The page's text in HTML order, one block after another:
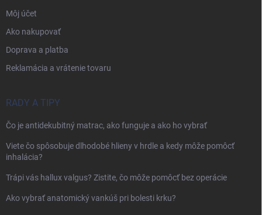
Môj účet
Ako nakupovať
Doprava a platba
Reklamácia a vrátenie tovaru
RADY A TIPY
Čo je antidekubitný matrac, ako funguje a ako ho vybrať
Viete čo spôsobuje dlhodobé hlieny v hrdle a kedy môže pomôcť
inhalácia?
Trápi vás hallux valgus? Zistite, čo môže pomôcť bez operácie
Ako vybrať anatomický vankúš pri bolesti krku?